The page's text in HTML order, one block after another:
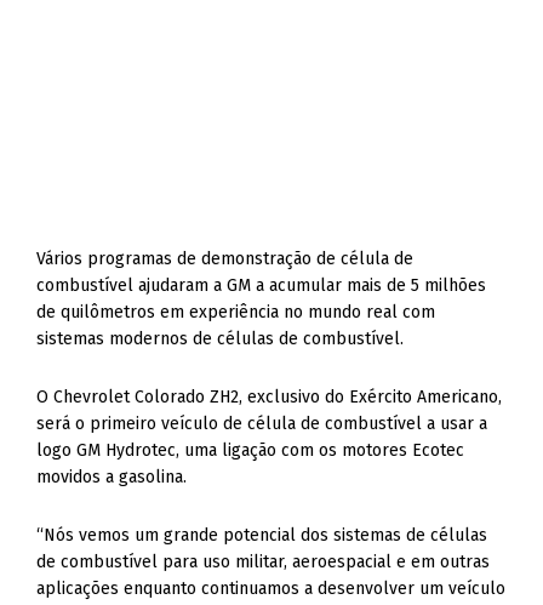
Vários programas de demonstração de célula de
combustível ajudaram a GM a acumular mais de 5 milhões
de quilômetros em experiência no mundo real com
sistemas modernos de células de combustível.
O Chevrolet Colorado ZH2, exclusivo do Exército Americano,
será o primeiro veículo de célula de combustível a usar a
logo GM Hydrotec, uma ligação com os motores Ecotec
movidos a gasolina.
“Nós vemos um grande potencial dos sistemas de células
de combustível para uso militar, aeroespacial e em outras
aplicações enquanto continuamos a desenvolver um veículo